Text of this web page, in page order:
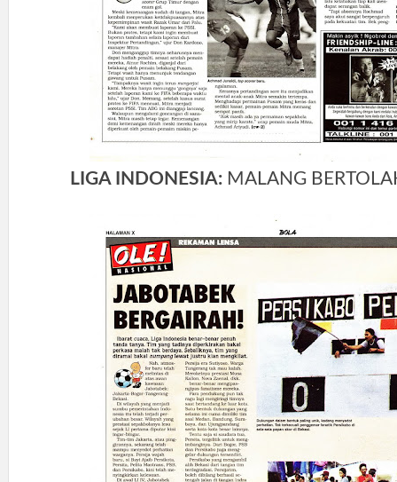
LIGA INDONESIA: MALANG